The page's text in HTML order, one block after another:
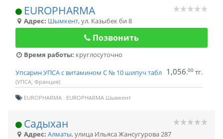
EUROPHARMA
Адрес: Шымкент,ул. Казыбек би 8
Позвонить
Время работы: круглосуточно
Упсарин УПСА с витамином С № 10 шипуч табл
(УПСА, Франция)
1,056.00 тг.
EUROPHARMA EUROPHARMA Шымкент
Садыхан
Адрес: Алматы,улица Ильяса Жансугурова 287